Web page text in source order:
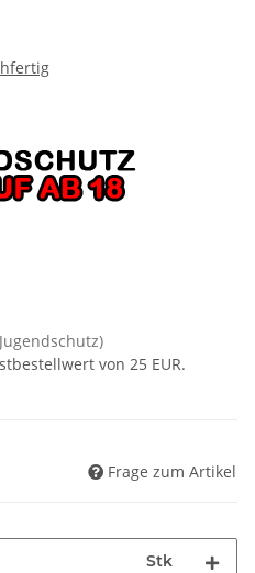
von 25 EUR.
Frage zum Artikel
Stk